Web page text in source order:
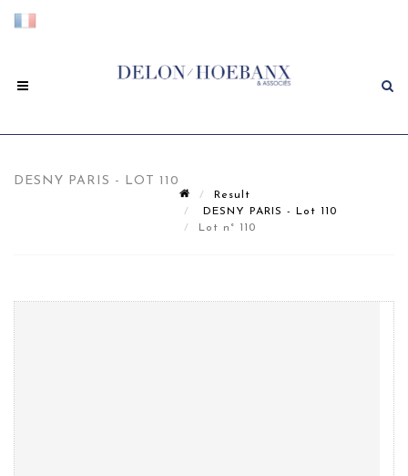
DESNY PARIS - LOT 110
Result
DESNY PARIS - Lot 110
Lot n° 110